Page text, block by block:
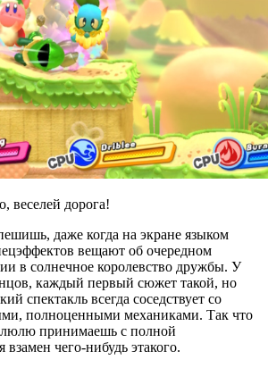
веселей дорога!
даже когда на экране языком
вещают об очередном
в солнечное королевство дружбы. У
каждый первый сюжет такой, но
спектакль всегда соседствует со
полноценными механиками. Так что
принимаешь с полной
чего-нибудь этакого.